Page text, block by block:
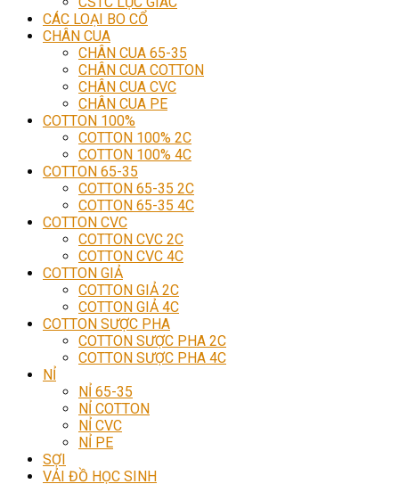
CÁC LOẠI BO CỔ
CHÂN CUA
CHÂN CUA 65-35
CHÂN CUA COTTON
CHÂN CUA CVC
CHÂN CUA PE
COTTON 100%
COTTON 100% 2C
COTTON 100% 4C
COTTON 65-35
COTTON 65-35 2C
COTTON 65-35 4C
COTTON CVC
COTTON CVC 2C
COTTON CVC 4C
COTTON GIẢ
COTTON GIẢ 2C
COTTON GIẢ 4C
COTTON SƯỢC PHA
COTTON SƯỢC PHA 2C
COTTON SƯỢC PHA 4C
NỈ
NỈ 65-35
NỈ COTTON
NỈ CVC
NỈ PE
SỢI
VẢI ĐỒ HỌC SINH